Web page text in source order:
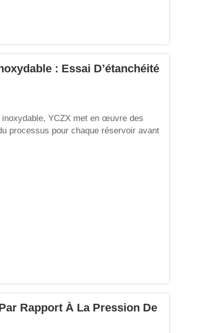
: Essai D’étanchéité
YCZX met en œuvre des
processus pour chaque réservoir avant
sous pression conformes
Rapport À La Pression De